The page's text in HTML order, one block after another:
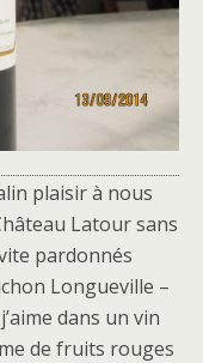
plaisir à nous
Latour sans
pardonnés
Longueville –
dans un vin
de fruits rouges